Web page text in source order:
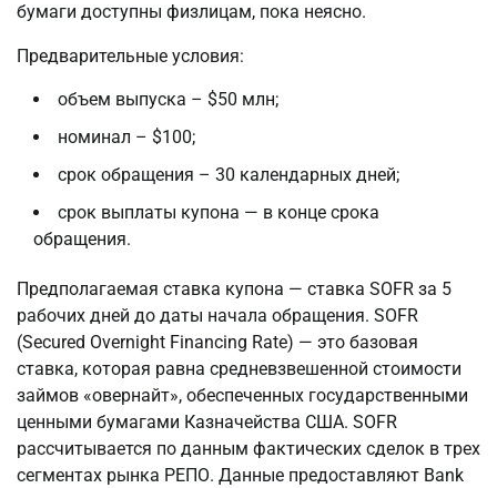
бумаги доступны физлицам, пока неясно.
Предварительные условия:
объем выпуска – $50 млн;
номинал – $100;
срок обращения – 30 календарных дней;
срок выплаты купона — в конце срока
обращения.
Предполагаемая ставка купона — ставка SOFR за 5
рабочих дней до даты начала обращения. SOFR
(Secured Overnight Financing Rate) — это базовая
ставка, которая равна средневзвешенной стоимости
займов «овернайт», обеспеченных государственными
ценными бумагами Казначейства США. SOFR
рассчитывается по данным фактических сделок в трех
сегментах рынка РЕПО. Данные предоставляют Bank